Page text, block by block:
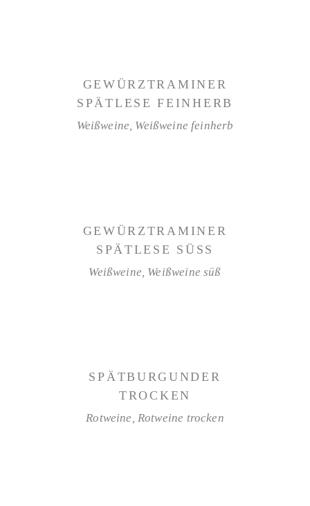
GEWÜRZTRAMINER
SPÄTLESE FEINHERB
Weißweine, Weißweine feinherb
GEWÜRZTRAMINER
SPÄTLESE SÜSS
Weißweine Weißweine süß
SPÄTBURGUNDER
TROCKEN
Rotweine, Rotweine trocken